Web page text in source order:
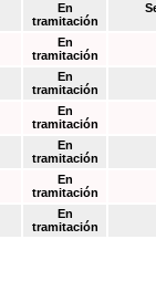
En
tramitación
En
tramitación
En
tramitación
En
tramitación
En
tramitación
En
tramitación
En
tramitación